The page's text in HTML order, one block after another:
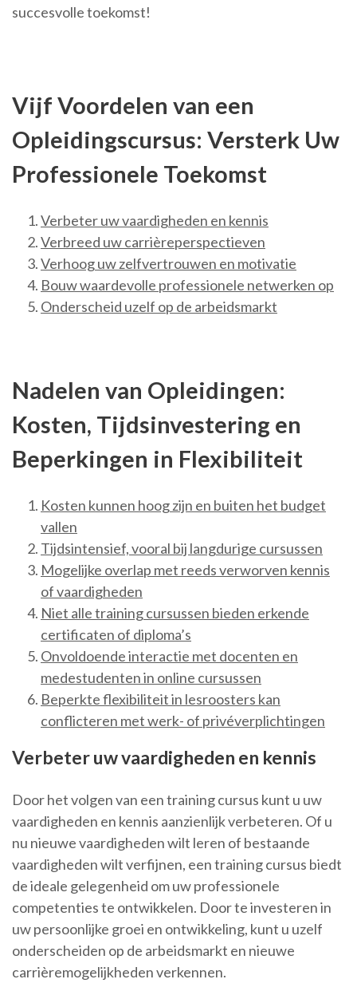
succesvolle toekomst!
Vijf Voordelen van een
Opleidingscursus: Versterk Uw
Professionele Toekomst
Verbeter uw vaardigheden en kennis
Verbreed uw carrièreperspectieven
Verhoog uw zelfvertrouwen en motivatie
Bouw waardevolle professionele netwerken op
Onderscheid uzelf op de arbeidsmarkt
Nadelen van Opleidingen:
Kosten, Tijdsinvestering en
Beperkingen in Flexibiliteit
Kosten kunnen hoog zijn en buiten het budget
vallen
Tijdsintensief, vooral bij langdurige cursussen
Mogelijke overlap met reeds verworven kennis
of vaardigheden
Niet alle training cursussen bieden erkende
certificaten of diploma’s
Onvoldoende interactie met docenten en
medestudenten in online cursussen
Beperkte flexibiliteit in lesroosters kan
conflicteren met werk- of privéverplichtingen
Verbeter uw vaardigheden en kennis
Door het volgen van een training cursus kunt u uw
vaardigheden en kennis aanzienlijk verbeteren. Of u
nu nieuwe vaardigheden wilt leren of bestaande
vaardigheden wilt verfijnen, een training cursus biedt
de ideale gelegenheid om uw professionele
competenties te ontwikkelen. Door te investeren in
uw persoonlijke groei en ontwikkeling, kunt u uzelf
onderscheiden op de arbeidsmarkt en nieuwe
carrièremogelijkheden verkennen.